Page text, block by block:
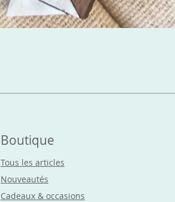
Boutique
Tous les articles
Nouveautés
Cadeaux & occasions